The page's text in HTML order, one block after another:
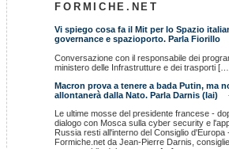
FORMICHE.NET
Vi spiego cosa fa il Mit per lo Spazio
governance e spazioporto. Parla Fiorillo
Conversazione con il responsabile dei
ministero delle Infrastrutture e dei trasporti
Macron prova a tenere a bada Putin, ma
allontanerà dalla Nato. Parla Darnis (Iai)
Le ultime mosse del presidente francese -
dialogo con Mosca sulla cyber security e
Russia resti all'interno del Consiglio d'Europa
Formiche.net da Jean-Pierre Darnis,